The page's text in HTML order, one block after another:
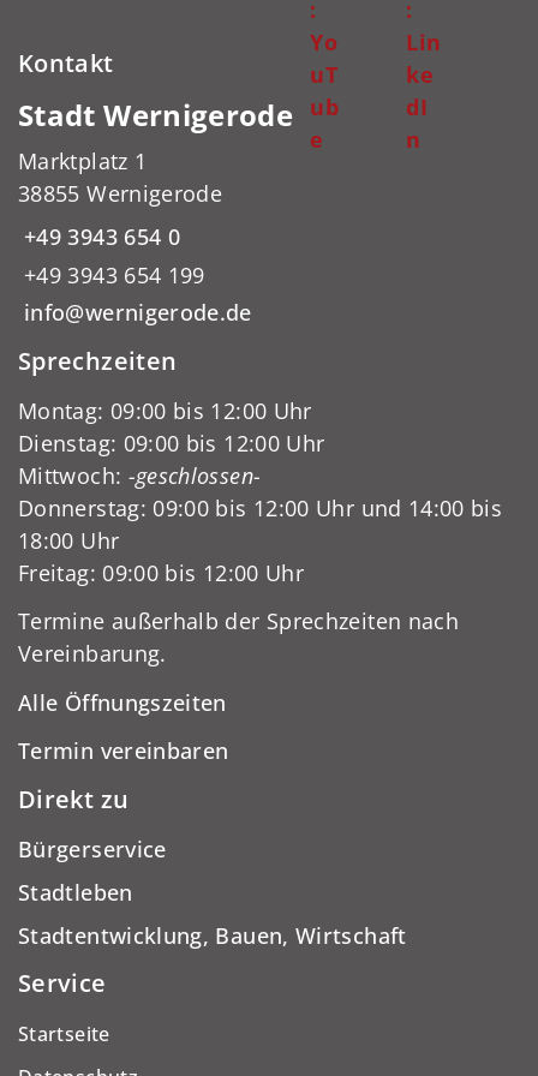
:
Yo
uT
ub
e
:
Lin
ke
dI
n
Kontakt
Stadt Wernigerode
Marktplatz 1
38855 Wernigerode
+49 3943 654 0
+49 3943 654 199
info@wernigerode.de
Sprechzeiten
Montag: 09:00 bis 12:00 Uhr
Dienstag: 09:00 bis 12:00 Uhr
Mittwoch: -geschlossen-
Donnerstag: 09:00 bis 12:00 Uhr und 14:00 bis
18:00 Uhr
Freitag: 09:00 bis 12:00 Uhr
Termine außerhalb der Sprechzeiten nach
Vereinbarung.
Alle Öffnungszeiten
Termin vereinbaren
Direkt zu
Bürgerservice
Stadtleben
Stadtentwicklung, Bauen, Wirtschaft
Service
Startseite